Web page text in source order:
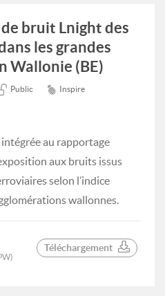
bruit Lnight des
les grandes
Wallonie (BE)
Public Inspire
au rapportage
aux bruits issus
selon l’indice
wallonnes.
Téléchargement